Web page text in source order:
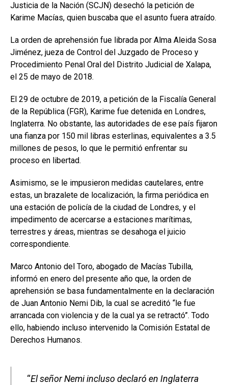
Justicia de la Nación (SCJN) desechó la petición de
Karime Macías, quien buscaba que el asunto fuera atraído.
La orden de aprehensión fue librada por Alma Aleida Sosa
Jiménez, jueza de Control del Juzgado de Proceso y
Procedimiento Penal Oral del Distrito Judicial de Xalapa,
el 25 de mayo de 2018.
El 29 de octubre de 2019, a petición de la Fiscalía General
de la República (FGR), Karime fue detenida en Londres,
Inglaterra. No obstante, las autoridades de ese país fijaron
una fianza por 150 mil libras esterlinas, equivalentes a 3.5
millones de pesos, lo que le permitió enfrentar su
proceso en libertad.
Asimismo, se le impusieron medidas cautelares, entre
estas, un brazalete de localización, la firma periódica en
una estación de policía de la ciudad de Londres, y el
impedimento de acercarse a estaciones marítimas,
terrestres y áreas, mientras se desahoga el juicio
correspondiente.
Marco Antonio del Toro, abogado de Macías Tubilla,
informó en enero del presente año que, la orden de
aprehensión se basa fundamentalmente en la declaración
de Juan Antonio Nemi Dib, la cual se acreditó “le fue
arrancada con violencia y de la cual ya se retractó”. Todo
ello, habiendo incluso intervenido la Comisión Estatal de
Derechos Humanos.
“El señor Nemi incluso declaró en Inglaterra